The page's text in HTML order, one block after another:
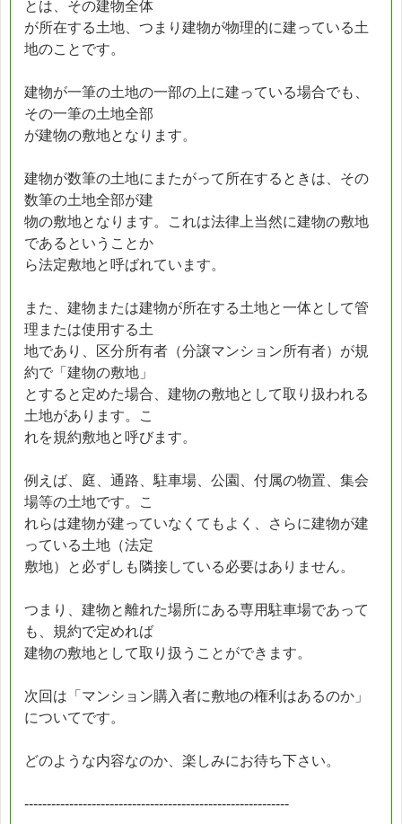
とは、その建物全体
が所在する土地、つまり建物が物理的に建っている土
地のことです。
建物が一筆の土地の一部の上に建っている場合でも、
その一筆の土地全部
が建物の敷地となります。
建物が数筆の土地にまたがって所在するときは、その
数筆の土地全部が建
物の敷地となります。これは法律上当然に建物の敷地
であるということか
ら法定敷地と呼ばれています。
また、建物または建物が所在する土地と一体として管
理または使用する土
地であり、区分所有者（分譲マンション所有者）が規
約で「建物の敷地」
とすると定めた場合、建物の敷地として取り扱われる
土地があります。こ
れを規約敷地と呼びます。
例えば、庭、通路、駐車場、公園、付属の物置、集会
場等の土地です。こ
れらは建物が建っていなくてもよく、さらに建物が建
っている土地（法定
敷地）と必ずしも隣接している必要はありません。
つまり、建物と離れた場所にある専用駐車場であって
も、規約で定めれば
建物の敷地として取り扱うことができます。
次回は「マンション購入者に敷地の権利はあるのか」
についてです。
どのような内容なのか、楽しみにお待ち下さい。
-----------------------------------------------------------